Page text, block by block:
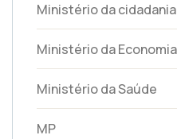
Ministério da cidadania
Ministério da Economia
Ministério da Saúde
MP